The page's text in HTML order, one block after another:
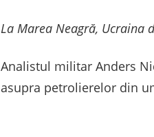
La Marea Neagră, Ucraina
Analistul militar Anders
asupra petrolierelor din